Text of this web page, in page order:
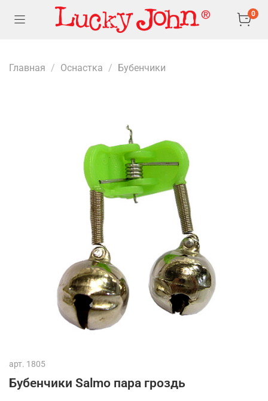
0
Главная Оснастка Бубенчики
арт. 1805
Бубенчики Salmo пара гроздь